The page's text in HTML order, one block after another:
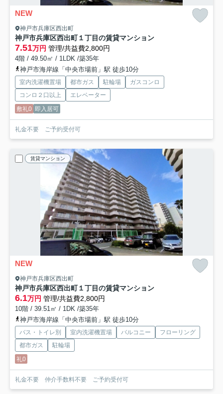
NEW
神戸市兵庫区西出町
神戸市兵庫区西出町１丁目の賃貸マンション
7.51万円 管理/共益費2,800円
4階 / 49.50㎡ / 1LDK /築35年
神戸市海岸線「中央市場前」駅 徒歩10分
室内洗濯機置場 都市ガス 駐輪場
ガスコンロ
コンロ２口以上
エレベーター
敷礼0 即入居可
礼金不要 ご予約受付可
賃貸マンション
NEW
神戸市兵庫区西出町
神戸市兵庫区西出町１丁目の賃貸マンション
6.1万円 管理/共益費2,800円
10階 / 39.51㎡ / 1DK /築35年
神戸市海岸線「中央市場前」駅 徒歩10分
バス・トイレ別 室内洗濯機置場 バルコニー
フローリング
都市ガス
駐輪場
礼0
礼金不要 仲介手数料不要 ご予約受付可